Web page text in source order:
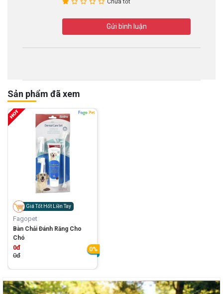
Chưa tốt
Gửi bình luận
Sản phẩm đã xem
Giá Tốt Hốt Liền Tay
Fagopet
Bàn Chải Đánh Răng Cho
Chó
0đ
0đ
0%